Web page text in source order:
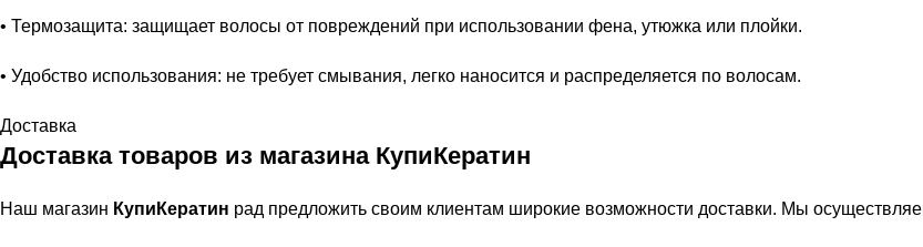
• Термозащита: защищает волосы от повреждений при использовании фена, утюжка или плойки.
• Удобство использования: не требует смывания, легко наносится и распределяется по волосам.
Доставка
Доставка товаров из магазина КупиКератин
Наш магазин КупиКератин рад предложить своим клиентам широкие возможности доставки. Мы